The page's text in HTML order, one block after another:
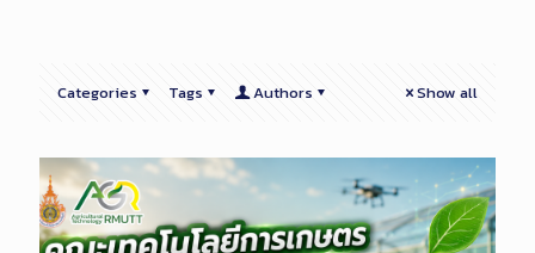
Categories Tags Authors Show all